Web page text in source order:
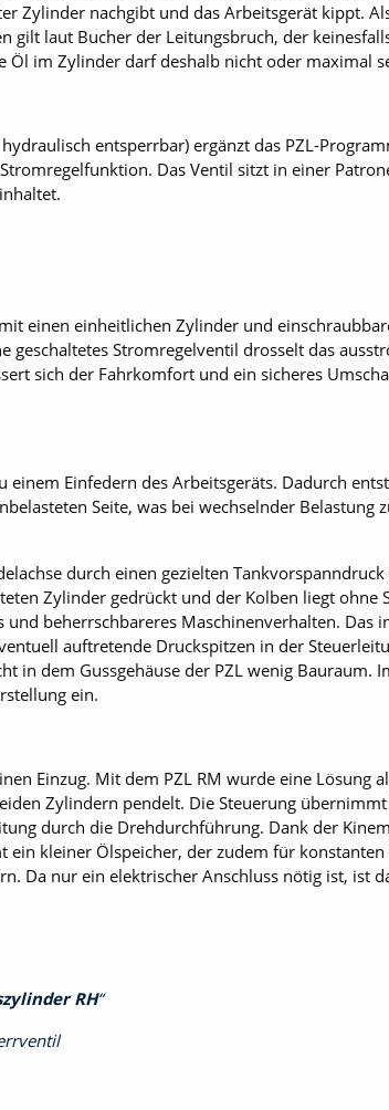
Zylinder nachgibt und das Arbeitsgerät kippt.
gilt laut Bucher der Leitungsbruch, der
im Zylinder darf deshalb nicht oder maximal
entsperrbar) ergänzt das PZL-
Das Ventil sitzt in einer
einen einheitlichen Zylinder und
geschaltetes Stromregelventil drosselt das
sich der Fahrkomfort und ein sicheres
Einfedern des Arbeitsgeräts. Dadurch
Seite, was bei wechselnder Belastung
durch einen gezielten
Zylinder gedrückt und der Kolben liegt ohne
beherrschbareres Maschinenverhalten. Das
auftretende Druckspitzen in der
in dem Gussgehäuse der PZL wenig Bauraum.
ein.
Einzug. Mit dem PZL RM wurde eine Lösung
Zylindern pendelt. Die Steuerung
durch die Drehdurchführung. Dank der
kleiner Ölspeicher, der zudem für
Da nur ein elektrischer Anschluss nötig ist, ist
RH